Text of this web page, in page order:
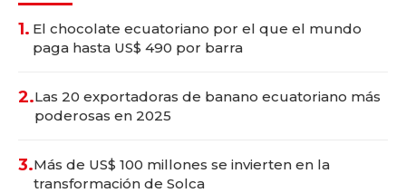
1. El chocolate ecuatoriano por el que el mundo
paga hasta US$ 490 por barra
2.Las 20 exportadoras de banano ecuatoriano más
poderosas en 2025
3.Más de US$ 100 millones se invierten en la
transformación de Solca